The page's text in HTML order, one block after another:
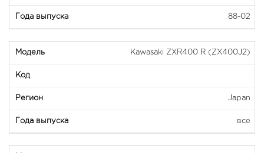
88-02
Kawasaki ZXR400 R (ZX400J2)
Japan
все